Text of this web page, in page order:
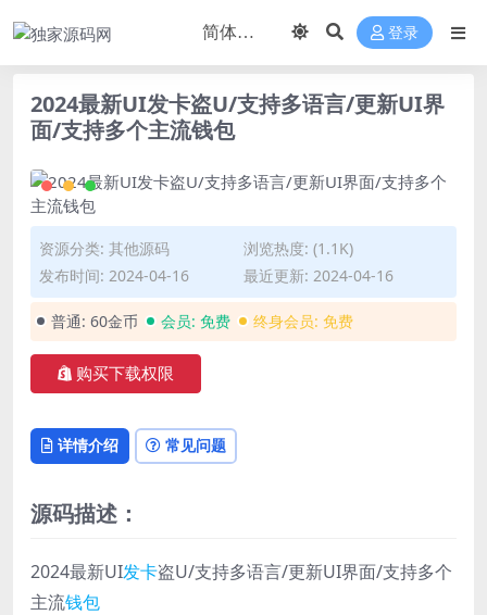
登录
2024最新UI发卡盗U/支持多语言/更新UI界
面/支持多个主流钱包
资源分类: 其他源码
浏览热度: (1.1K)
发布时间: 2024-04-16
最近更新: 2024-04-16
普通: 60金币 会员: 免费 终身会员: 免费
购买下载权限
详情介绍 常见问题
源码描述：
2024最新UI发卡盗U/支持多语言/更新UI界面/支持多个
主流钱包